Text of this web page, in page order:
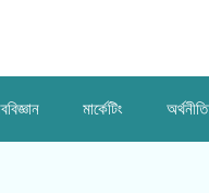
মার্কেটিং অর্থনীতি